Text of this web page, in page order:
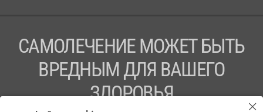
САМОЛЕЧЕНИЕ МОЖЕТ БЫТЬ
ВРЕДНЫМ ДЛЯ ВАШЕГО
ЗДОРОВЬЯ